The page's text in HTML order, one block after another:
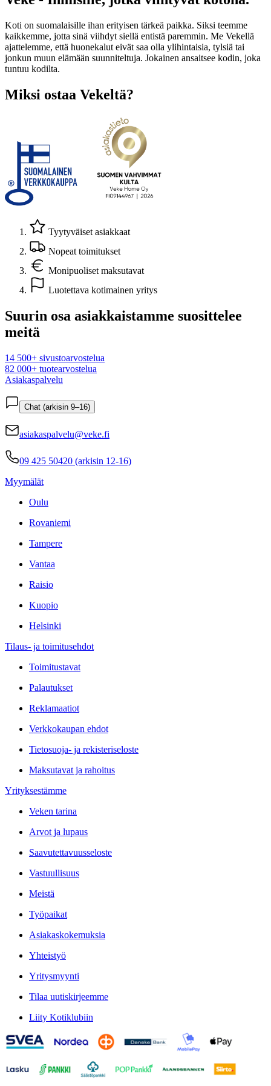
Koti on suomalaisille ihan erityisen tärkeä paikka. Siksi teemme
kaikkemme, jotta sinä viihdyt siellä entistä paremmin. Me Vekellä
ajattelemme, että huonekalut eivät saa olla ylihintaisia, tylsiä tai
jonkun muun elämään suunniteltuja. Jokainen ansaitsee kodin, joka
tuntuu kodilta.
Miksi ostaa Vekeltä?
Tyytyväiset asiakkaat
Nopeat toimitukset
Monipuoliset maksutavat
Luotettava kotimainen yritys
Suurin osa asiakkaistamme suosittelee
meitä
14 500+ sivustoarvostelua
82 000+ tuotearvostelua
Asiakaspalvelu
Chat (arkisin 9–16)
asiakaspalvelu@veke.fi
09 425 50420 (arkisin 12-16)
Myymälät
Oulu
Rovaniemi
Tampere
Vantaa
Raisio
Kuopio
Helsinki
Tilaus- ja toimitusehdot
Toimitustavat
Palautukset
Reklamaatiot
Verkkokaupan ehdot
Tietosuoja- ja rekisteriseloste
Maksutavat ja rahoitus
Yrityksestämme
Veken tarina
Arvot ja lupaus
Saavutettavuusseloste
Vastuullisuus
Meistä
Työpaikat
Asiakaskokemuksia
Yhteistyö
Yritysmyynti
Tilaa uutiskirjeemme
Liity Kotiklubiin